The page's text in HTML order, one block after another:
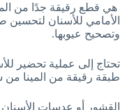
هي قطع رقيقة جدًا من
الأمامي للأسنان
وتصحيح عيوبها.
تحتاج إلى عملية تحضير
طبقة رقيقة من المينا
القشور أو عدسات الأسنان